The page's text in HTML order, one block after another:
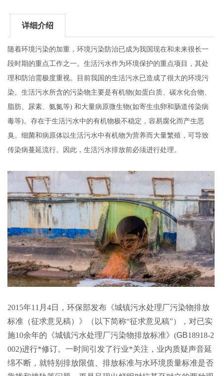
详细介绍
随着环境污染的加重，环境污染防治已成为我国现在和未来很长一
段时期的重点工作之一。生活污水作为环境保护的重点项目，其处
理和防治需极度重视。目前我国的生活污水已造成了很大的环境污
染。生活污水所含的污染物主要是有机物(如蛋白质、碳水化合物、
脂肪、尿素、氨氮等) 和大量病原微生物(如寄生虫卵和肠道传染病
毒等)。存在于生活污水中的有机物极不稳定，容易腐化而产生恶
臭。细菌和病原体以生活污水中有机物为营养而大量繁殖，可导致
传染病蔓延流行。因此，生活污水排放前必须进行处理。
2015年11月4日，环保部发布《城镇污水处理厂污染物排放
标准（征求意见稿）》（以下简称“征求意见稿”），对已实
施10余年的《城镇污水处理厂污染物排放标准》(GB18918-2
002)进行*修订。一时间引发了行业*关注，业内质疑声音延
绵不断，就特别排放限值、排放标准与水环境质量标准是否